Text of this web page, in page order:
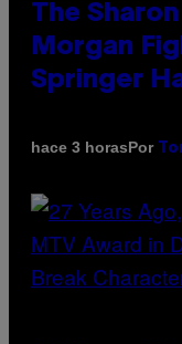
The
Morgan
Springer
hace 3 horasPor